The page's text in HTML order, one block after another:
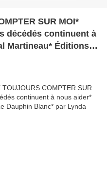
SUR MOI*
décédés continuent à
Martineau* Éditions